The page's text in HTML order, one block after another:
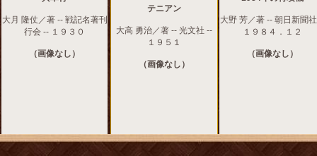
大月 隆仗／著 -- 戦記名著刊
行会 -- １９３０
（画像なし）
テニアン
大高 勇治／著 -- 光文社 --
１９５１
（画像なし）
大野 芳／著 -- 朝日新聞
１９８４．１２
（画像なし）